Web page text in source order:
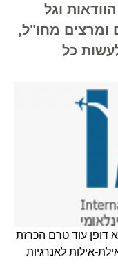
וגל
ומרצים מחו"ל,
כל
דופן עוד טרם הכרזת
אילות לאנרגיות